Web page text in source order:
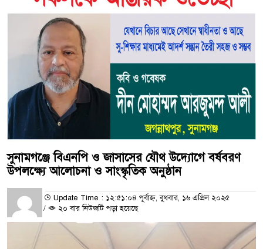
সুনামগঞ্জে বিএনপি ও জাসাসের যৌথ উদ্যোগে বর্ষবরণ
উপলক্ষ্যে আলোচনা ও সাংস্কৃতিক অনুষ্ঠান
Update Time : ১২:৫১:০৪ পূর্বাহ্ন, বুধবার, ১৬ এপ্রিল ২০২৫
/
২০ বার নিউজটি পড়া হয়েছে